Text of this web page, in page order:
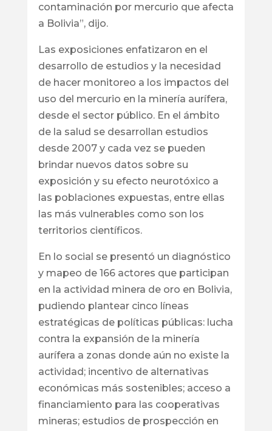
contaminación por mercurio que afecta
a Bolivia”, dijo.
Las exposiciones enfatizaron en el
desarrollo de estudios y la necesidad
de hacer monitoreo a los impactos del
uso del mercurio en la minería aurífera,
desde el sector público. En el ámbito
de la salud se desarrollan estudios
desde 2007 y cada vez se pueden
brindar nuevos datos sobre su
exposición y su efecto neurotóxico a
las poblaciones expuestas, entre ellas
las más vulnerables como son los
territorios científicos.
En lo social se presentó un diagnóstico
y mapeo de 166 actores que participan
en la actividad minera de oro en Bolivia,
pudiendo plantear cinco líneas
estratégicas de políticas públicas: lucha
contra la expansión de la minería
aurífera a zonas donde aún no existe la
actividad; incentivo de alternativas
económicas más sostenibles; acceso a
financiamiento para las cooperativas
mineras; estudios de prospección en